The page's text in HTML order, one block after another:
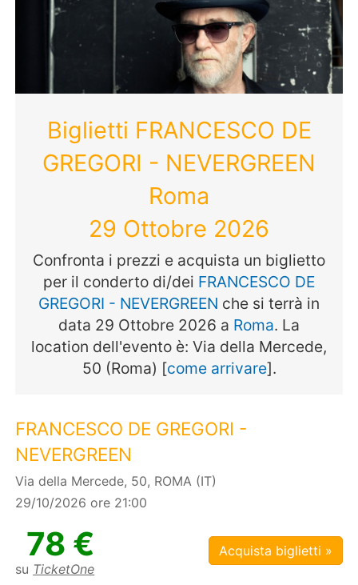
Biglietti FRANCESCO DE
GREGORI - NEVERGREEN
Roma
29 Ottobre 2026
Confronta i prezzi e acquista un biglietto
per il conderto di/dei FRANCESCO DE
GREGORI - NEVERGREEN che si terrà in
data 29 Ottobre 2026 a Roma. La
location dell'evento è: Via della Mercede,
50 (Roma) [come arrivare].
FRANCESCO DE GREGORI -
NEVERGREEN
Via della Mercede, 50, ROMA (IT)
29/10/2026 ore 21:00
78 €
su TicketOne
Acquista biglietti »